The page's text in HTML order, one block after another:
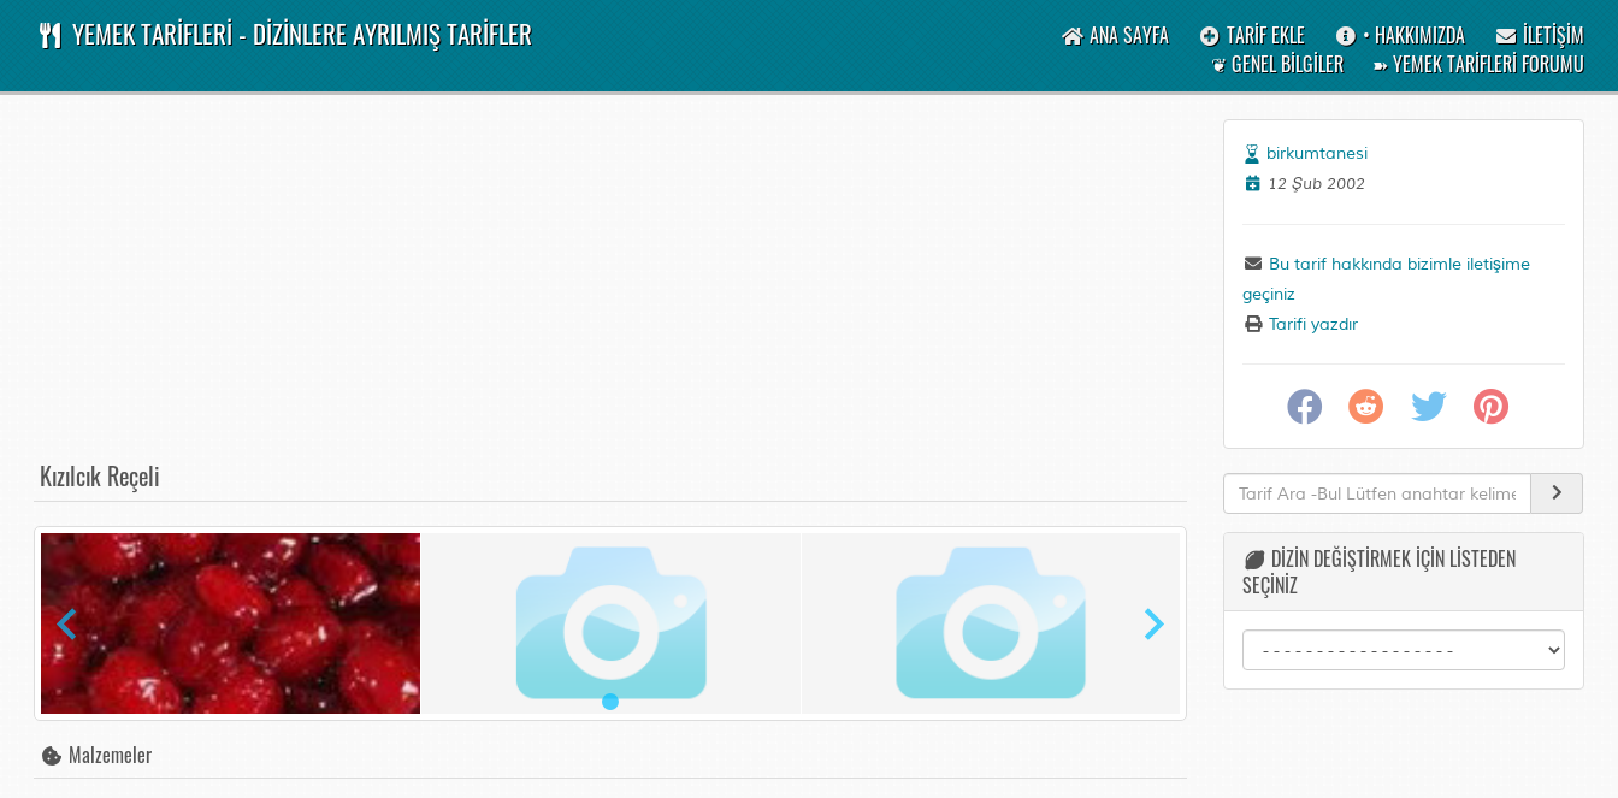
YEMEK TARİFLERİ - DİZİNLERE AYRILMIŞ TARİFLER ANA SAYFA TARİF EKLE • HAKKIMIZDA
İLETİŞİM
❦ GENEL BİLGİLER
➽ YEMEK TARİFLERİ FORUMU
Kızılcık Reçeli
Malzemeler
birkumtanesi
12 Şub 2002
Bu tarif hakkında bizimle iletişime
geçiniz
Tarifi yazdır
DİZİN DEĞİŞTİRMEK İÇİN LİSTEDEN
SEÇİNİZ